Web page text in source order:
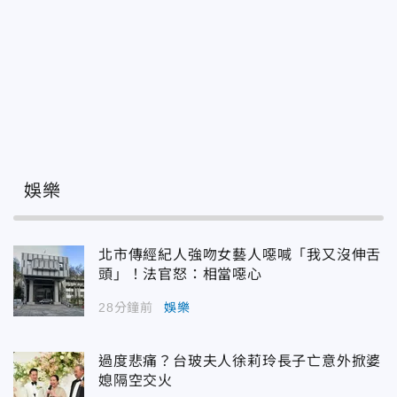
娛樂
北市傳經紀人強吻女藝人噁喊「我又沒伸舌
頭」！法官怒：相當噁心
28分鐘前 娛樂
過度悲痛？台玻夫人徐莉玲長子亡意外掀婆
媳隔空交火